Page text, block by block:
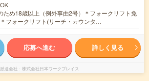
ため18歳以上（例外事由2号）＊フォークリフト免
フォークリフト(リーチ・カウンタ…
応募へ進む 詳しく見る
派遣会社 株式会社日本ワークプレイス